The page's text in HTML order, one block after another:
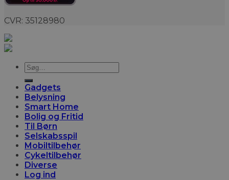
CVR: 35128980
Søg
efter:
Gadgets
Belysning
Smart Home
Bolig og Fritid
Til Børn
Selskabsspil
Mobiltilbehør
Cykeltilbehør
Diverse
Log ind